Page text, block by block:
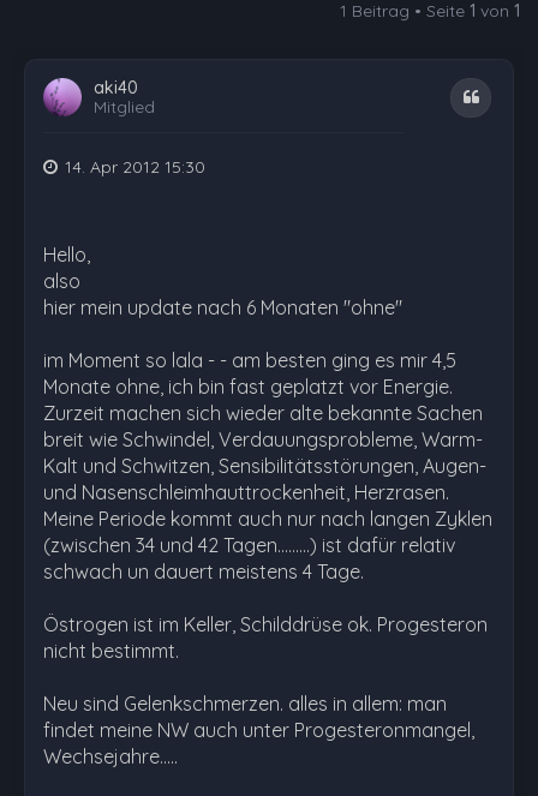
1 Beitrag • Seite 1 von 1
aki40
Mitglied
Zitat
14. Apr 2012 15:30
Hello,
also
hier mein update nach 6 Monaten "ohne"
im Moment so lala - - am besten ging es mir 4,5
Monate ohne, ich bin fast geplatzt vor Energie.
Zurzeit machen sich wieder alte bekannte Sachen
breit wie Schwindel, Verdauungsprobleme, Warm-
Kalt und Schwitzen, Sensibilitätsstörungen, Augen-
und Nasenschleimhauttrockenheit, Herzrasen.
Meine Periode kommt auch nur nach langen Zyklen
(zwischen 34 und 42 Tagen.........) ist dafür relativ
schwach un dauert meistens 4 Tage.
Östrogen ist im Keller, Schilddrüse ok. Progesteron
nicht bestimmt.
Neu sind Gelenkschmerzen. alles in allem: man
findet meine NW auch unter Progesteronmangel,
Wechsejahre.....